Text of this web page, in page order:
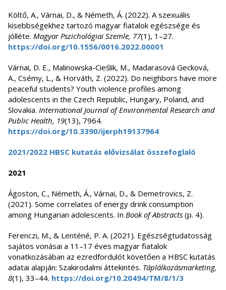
Költő, A., Várnai, D., & Németh, Á. (2022). A szexuális
kisebbségekhez tartozó magyar fiatalok egészsége és
jólléte. Magyar Pszichológiai Szemle, 77(1), 1–27.
https://doi.org/10.1556/0016.2022.00001
Várnai, D. E., Malinowska-Cieślik, M., Madarasová Gecková,
A., Csémy, L., & Horváth, Z. (2022). Do neighbors have more
peaceful students? Youth violence profiles among
adolescents in the Czech Republic, Hungary, Poland, and
Slovakia. International Journal of Environmental Research and
Public Health, 19(13), 7964.
https://doi.org/10.3390/ijerph19137964
2021/2022 HBSC kutatás elővizsálat összefoglaló
2021
Ágoston, C., Németh, Á., Várnai, D., & Demetrovics, Z.
(2021). Some correlates of energy drink consumption
among Hungarian adolescents. In Book of Abstracts (p. 4).
Ferenczi, M., & Lenténé, P. A. (2021). Egészségtudatosság
sajátos vonásai a 11–17 éves magyar fiatalok
vonatkozásában az ezredfordulót követően a HBSC kutatás
adatai alapján: Szakirodalmi áttekintés. Táplálkozásmarketing,
8(1), 33–44. https://doi.org/10.20494/TM/8/1/3